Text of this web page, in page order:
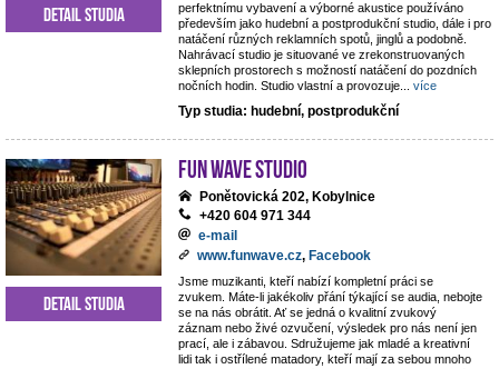
perfektnímu vybavení a výborné akustice používáno
především jako hudební a postprodukční studio, dále i pro
natáčení různých reklamních spotů, jinglů a podobně.
Nahrávací studio je situované ve zrekonstruovaných
sklepních prostorech s možností natáčení do pozdních
nočních hodin. Studio vlastní a provozuje
více
Typ studia: hudební, postprodukční
Detail studia
Fun Wave Studio
Ponětovická 202, Kobylnice
+420 604 971 344
e-mail
www.funwave.cz, Facebook
Jsme muzikanti, kteří nabízí kompletní práci se
zvukem. Máte-li jakékoliv přání týkající se audia, nebojte
se na nás obrátit. Ať se jedná o kvalitní zvukový
záznam nebo živé ozvučení, výsledek pro nás není jen
prací, ale i zábavou. Sdružujeme jak mladé a kreativní
lidi tak i ostřílené matadory, kteří mají za sebou mnoho
Detail studia